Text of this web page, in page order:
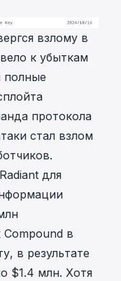
взлому в
к убыткам
полные
протокола
стал взлом
для
Compound в
в результате
$1.4 млн. Хотя